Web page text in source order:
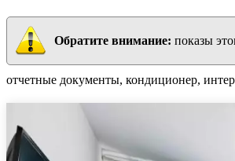
Обратите внимание: показы
отчетные документы, кондиционер,